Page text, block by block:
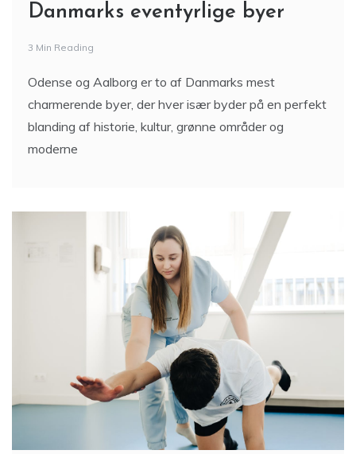
Danmarks eventyrlige byer
3 Min Reading
Odense og Aalborg er to af Danmarks mest
charmerende byer, der hver især byder på en perfekt
blanding af historie, kultur, grønne områder og
moderne